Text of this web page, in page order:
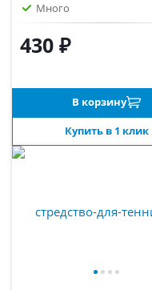
Много
430 ₽
В корзину
Купить в 1 клик